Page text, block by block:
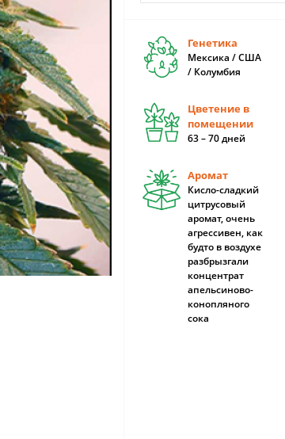
Генетика
Мексика / США
/ Колумбия
Цветение в
помещении
63 – 70 дней
Аромат
Кисло-сладкий
цитрусовый
аромат, очень
агрессивен, как
будто в воздухе
разбрызгали
концентрат
апельсиново-
конопляного
сока